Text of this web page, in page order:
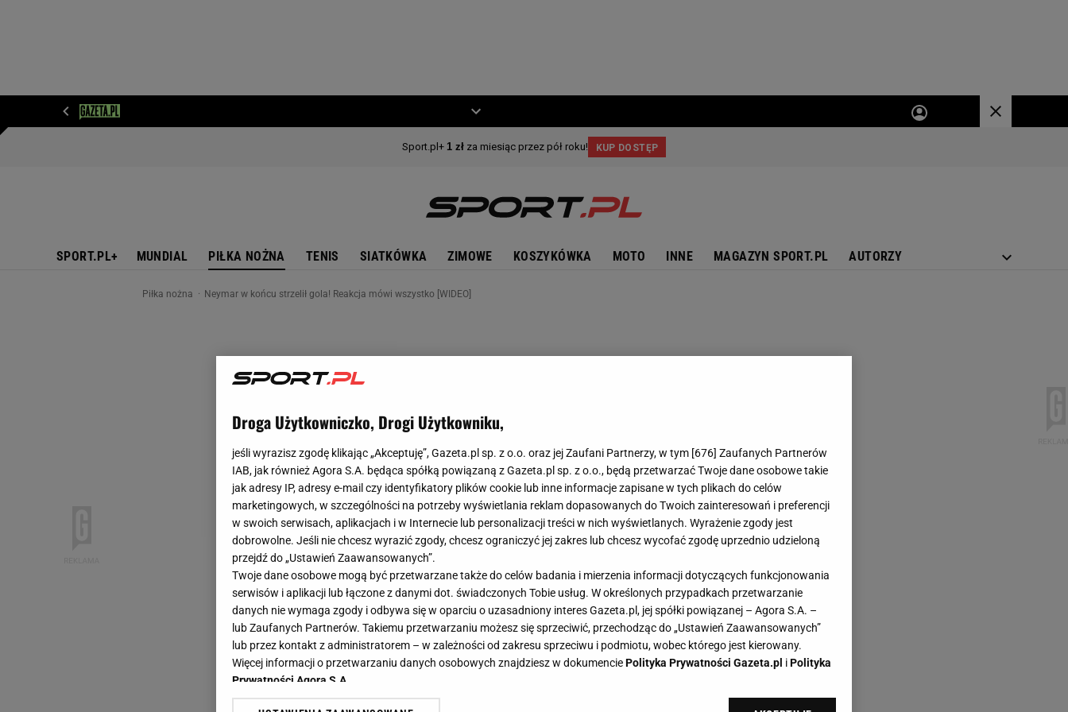
SPORT.PL+ MUNDIAL PIŁKA NOŻNA TENIS SIATKÓWKA ZIMOWE KOSZYKÓWKA MOTO INNE MAGAZYN SPORT.PL AUTORZY
Piłka nożna Neymar w końcu strzelił gola! Reakcja mówi wszystko [WIDEO]
Droga Użytkowniczko, Drogi Użytkowniku,
jeśli wyrazisz zgodę klikając „Akceptuję”, Gazeta.pl sp. z o.o. oraz jej Zaufani Partnerzy, w tym [676] Zaufanych Partnerów
IAB, jak również Agora S.A. będąca spółką powiązaną z Gazeta.pl sp. z o.o., będą przetwarzać Twoje dane osobowe takie
jak adresy IP, adresy e-mail czy identyfikatory plików cookie lub inne informacje zapisane w tych plikach do celów
marketingowych, w szczególności na potrzeby wyświetlania reklam dopasowanych do Twoich zainteresowań i preferencji
w swoich serwisach, aplikacjach i w Internecie lub personalizacji treści w nich wyświetlanych. Wyrażenie zgody jest
dobrowolne. Jeśli nie chcesz wyrazić zgody, chcesz ograniczyć jej zakres lub chcesz wycofać zgodę uprzednio udzieloną
przejdź do „Ustawień Zaawansowanych”.
Twoje dane osobowe mogą być przetwarzane także do celów badania i mierzenia informacji dotyczących funkcjonowania
serwisów i aplikacji lub łączone z danymi dot. świadczonych Tobie usług. W określonych przypadkach przetwarzanie
danych nie wymaga zgody i odbywa się w oparciu o uzasadniony interes Gazeta.pl, jej spółki powiązanej – Agora S.A. –
lub Zaufanych Partnerów. Takiemu przetwarzaniu możesz się sprzeciwić, przechodząc do „Ustawień Zaawansowanych”
lub przez kontakt z administratorem – w zależności od zakresu sprzeciwu i podmiotu, wobec którego jest kierowany.
Więcej informacji o przetwarzaniu danych osobowych znajdziesz w dokumenciePolityka Prywatności Gazeta.pl iPolityka
Prywatności Agora S.A.